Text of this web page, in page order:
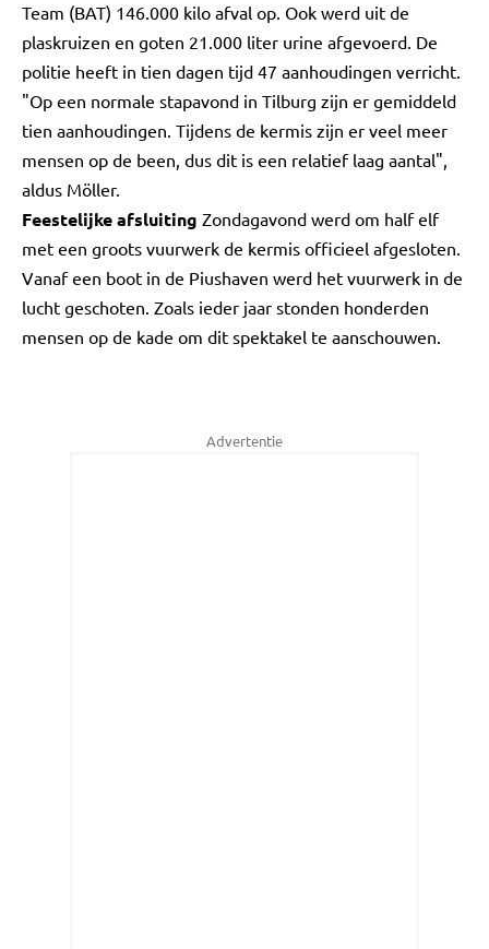
Team (BAT) 146.000 kilo afval op. Ook werd uit de
plaskruizen en goten 21.000 liter urine afgevoerd. De
politie heeft in tien dagen tijd 47 aanhoudingen verricht.
"Op een normale stapavond in Tilburg zijn er gemiddeld
tien aanhoudingen. Tijdens de kermis zijn er veel meer
mensen op de been, dus dit is een relatief laag aantal",
aldus Möller.
Feestelijke afsluiting Zondagavond werd om half elf
met een groots vuurwerk de kermis officieel afgesloten.
Vanaf een boot in de Piushaven werd het vuurwerk in de
lucht geschoten. Zoals ieder jaar stonden honderden
mensen op de kade om dit spektakel te aanschouwen.
Advertentie